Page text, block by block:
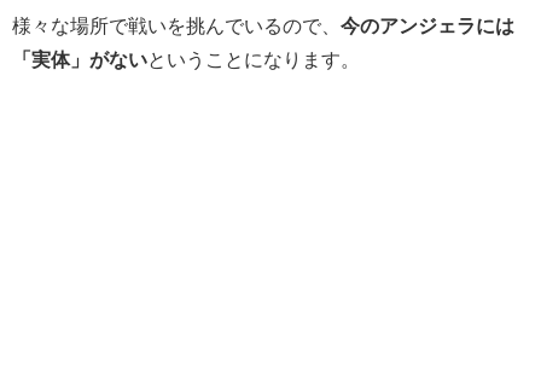
様々な場所で戦いを挑んでいるので、 今のアンジェラには
「実体」がないということになります。